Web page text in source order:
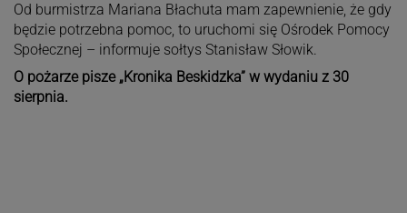
Od burmistrza Mariana Błachuta mam zapewnienie, że gdy
będzie potrzebna pomoc, to uruchomi się Ośrodek Pomocy
Społecznej – informuje sołtys Stanisław Słowik.
O pożarze pisze „Kronika Beskidzka” w wydaniu z 30
sierpnia.